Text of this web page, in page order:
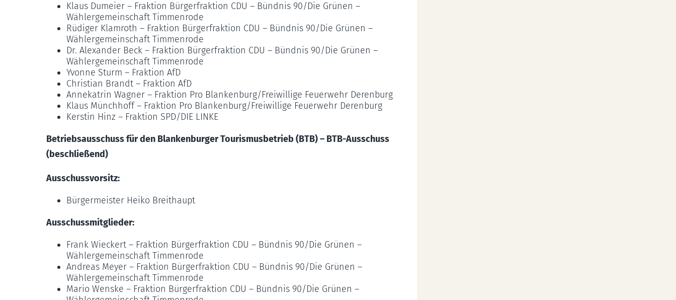
Klaus Dumeier – Fraktion Bürgerfraktion CDU – Bündnis 90/Die Grünen –
Wählergemeinschaft Timmenrode
Rüdiger Klamroth – Fraktion Bürgerfraktion CDU – Bündnis 90/Die Grünen –
Wählergemeinschaft Timmenrode
Dr. Alexander Beck – Fraktion Bürgerfraktion CDU – Bündnis 90/Die Grünen –
Wählergemeinschaft Timmenrode
Yvonne Sturm – Fraktion AfD
Christian Brandt – Fraktion AfD
Annekatrin Wagner – Fraktion Pro Blankenburg/Freiwillige Feuerwehr Derenburg
Klaus Münchhoff – Fraktion Pro Blankenburg/Freiwillige Feuerwehr Derenburg
Kerstin Hinz – Fraktion SPD/DIE LINKE
Betriebsausschuss für den Blankenburger Tourismusbetrieb (BTB) – BTB-Ausschuss
(beschließend)
Ausschussvorsitz:
Bürgermeister Heiko Breithaupt
Ausschussmitglieder:
Frank Wieckert – Fraktion Bürgerfraktion CDU – Bündnis 90/Die Grünen –
Wählergemeinschaft Timmenrode
Andreas Meyer – Fraktion Bürgerfraktion CDU – Bündnis 90/Die Grünen –
Wählergemeinschaft Timmenrode
Mario Wenske – Fraktion Bürgerfraktion CDU – Bündnis 90/Die Grünen –